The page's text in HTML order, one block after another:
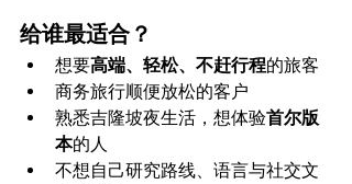
给谁最适合？
想要高端、轻松、不赶行程的旅客
商务旅行顺便放松的客户
熟悉吉隆坡夜生活，想体验首尔版
本的人
不想自己研究路线、语言与社交文